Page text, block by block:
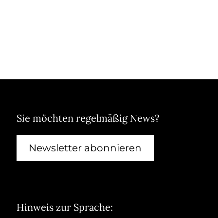
Sie möchten regelmäßig News?
Newsletter abonnieren
Hinweis zur Sprache: